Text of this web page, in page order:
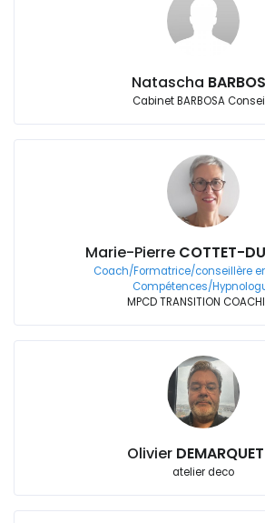
Natascha
Cabinet BARBOSA
Marie-Pierre COTTET-
Coach/Formatrice/conseillère
Compétences/
MPCD TRANSITION
Olivier
atelier deco